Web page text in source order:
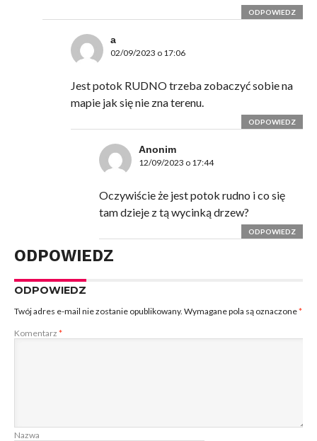
ODPOWIEDZ
a
02/09/2023 o 17:06
Jest potok RUDNO trzeba zobaczyć sobie na
mapie jak się nie zna terenu.
ODPOWIEDZ
Anonim
12/09/2023 o 17:44
Oczywiście że jest potok rudno i co się
tam dzieje z tą wycinką drzew?
ODPOWIEDZ
ODPOWIEDZ
ODPOWIEDZ
Twój adres e-mail nie zostanie opublikowany. Wymagane pola są oznaczone*
Komentarz *
Nazwa